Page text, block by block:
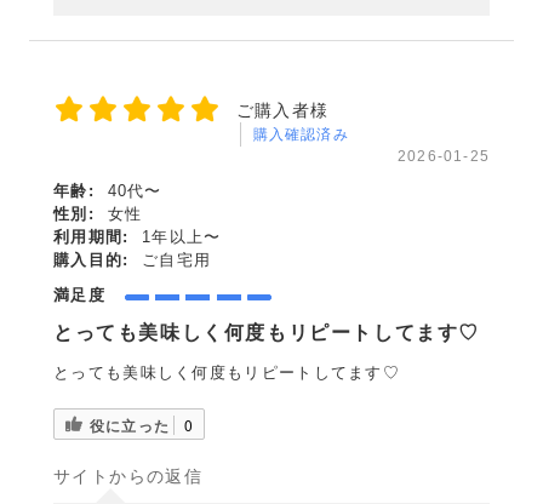
ご購入者様
購入確認済み
2026-01-25
年齢:
40代〜
性別:
女性
利用期間:
1年以上〜
購入目的:
ご自宅用
満足度
とっても美味しく何度もリピートしてます♡
とっても美味しく何度もリピートしてます♡
役に立った 0
サイトからの返信